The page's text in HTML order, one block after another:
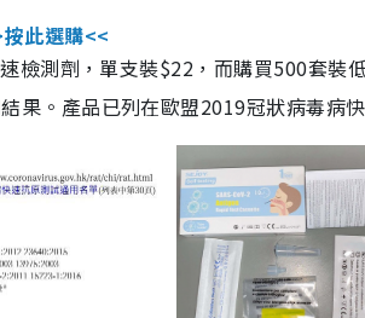
此選購<<
檢測劑，單支裝$22，而購買500套裝
果。產品已列在歐盟2019冠狀病毒病